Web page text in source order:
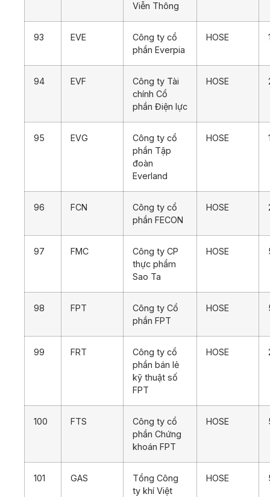
Viễn Thông
93 EVE
Công ty cổ
phần Everpia
HOSE
94 EVF
Công ty Tài
chính Cổ
phần Điện lực
HOSE
95 EVG
Công ty cổ
phần Tập
đoàn
Everland
HOSE
96 FCN
Công ty cổ
phần FECON
HOSE
97 FMC
Công ty CP
thực phẩm
Sao Ta
HOSE
98 FPT
Công ty Cổ
phần FPT
HOSE
99 FRT
Công ty cổ
phần bán lẻ
kỹ thuật số
FPT
HOSE
100 FTS
Công ty cổ
phần Chứng
khoán FPT
HOSE
101 GAS
Tổng Công
ty khí Việt
HOSE